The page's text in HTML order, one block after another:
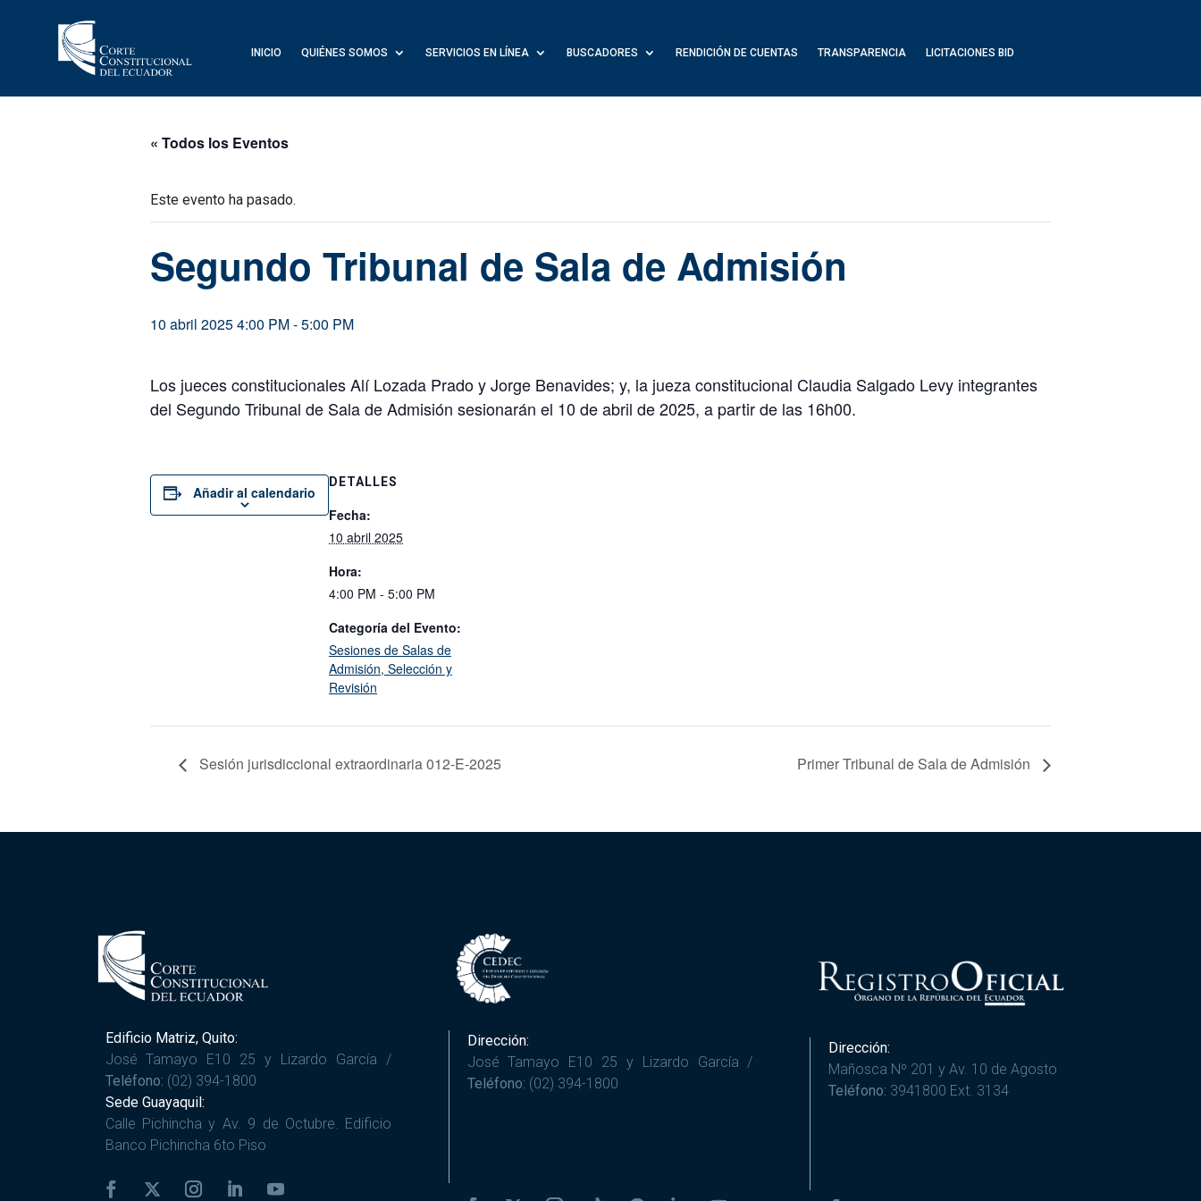
INICIO QUIÉNES SOMOS SERVICIOS EN LÍNEA BUSCADORES RENDICIÓN DE CUENTAS TRANSPARENCIA LICITACIONES BID
« Todos los Eventos
Este evento ha pasado.
Segundo Tribunal de Sala de Admisión
10 abril 2025 4:00 PM-5:00 PM
Los jueces constitucionales Alí Lozada Prado y Jorge Benavides; y, la jueza constitucional Claudia Salgado Levy integrantes
del Segundo Tribunal de Sala de Admisión sesionarán el 10 de abril de 2025, a partir de las 16h00.
Añadir al calendario
DETALLES
Fecha:
10 abril 2025
Hora:
4:00 PM - 5:00 PM
Categoría del Evento:
Sesiones de Salas de
Admisión, Selección y
Revisión
Sesión jurisdiccional extraordinaria 012-E-2025 Primer Tribunal de Sala de Admisión
Edificio Matriz, Quito:
José Tamayo E10 25 y Lizardo García /
Teléfono: (02) 394-1800
Sede Guayaquil:
Calle Pichincha y Av. 9 de Octubre. Edificio
Banco Pichincha 6to Piso
Dirección:
José Tamayo E10 25 y Lizardo García /
Teléfono: (02) 394-1800
Dirección:
Mañosca Nº 201 y Av. 10 de Agosto
Teléfono: 3941800 Ext. 3134